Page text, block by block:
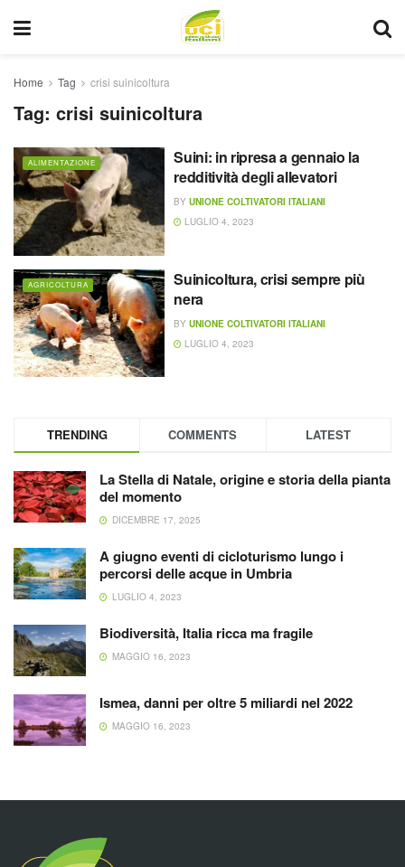
Home Tag crisi suinicoltura
Tag: crisi suinicoltura
ALIMENTAZIONE
Suini: in ripresa a gennaio la
redditività degli allevatori
BY UNIONE COLTIVATORI ITALIANI
LUGLIO 4, 2023
AGRICOLTURA
Suinicoltura, crisi sempre più
nera
BY UNIONE COLTIVATORI ITALIANI
LUGLIO 4, 2023
TRENDING COMMENTS LATEST
La Stella di Natale, origine e storia della pianta
del momento
DICEMBRE 17, 2025
A giugno eventi di cicloturismo lungo i
percorsi delle acque in Umbria
LUGLIO 4, 2023
Biodiversità, Italia ricca ma fragile
MAGGIO 16, 2023
Ismea, danni per oltre 5 miliardi nel 2022
MAGGIO 16, 2023